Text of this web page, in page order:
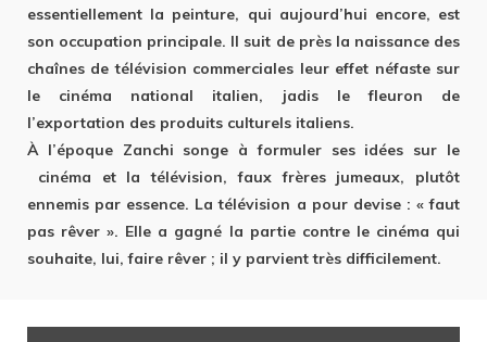
essentiellement la peinture, qui aujourd’hui encore, est
son occupation principale. Il suit de près la naissance des
chaînes de télévision commerciales leur effet néfaste sur
le cinéma national italien, jadis le fleuron de
l’exportation des produits culturels italiens.
À l’époque Zanchi songe à formuler ses idées sur le
cinéma et la télévision, faux frères jumeaux, plutôt
ennemis par essence. La télévision a pour devise : « faut
pas rêver ». Elle a gagné la partie contre le cinéma qui
souhaite, lui, faire rêver ; il y parvient très difficilement.